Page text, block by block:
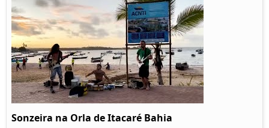
Sonzeira na Orla de Itacaré Bahia